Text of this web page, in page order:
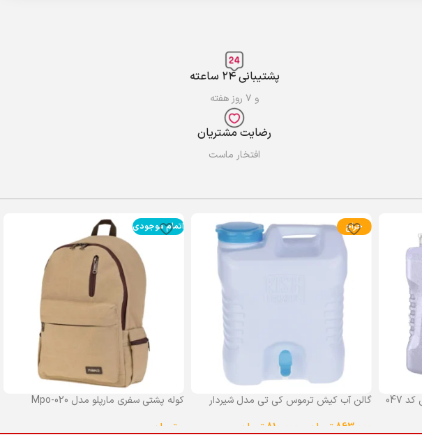
پشتیبانی ۲۴ ساعته
و ۷ روز هفته
رضایت مشتریان
افتخار ماست
حراج
گالن آب کیش ترموس کی تی مدل شیردار
863,000 تومان 810,000 تومان
اتمام موجودی
کوله پشتی سفری مارپلو مدل Mpo-020
تومان